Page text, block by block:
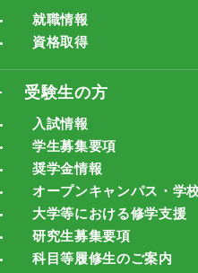
就職情報
資格取得
受験生の方
入試情報
学生募集要項
奨学金情報
オープンキャンパス・学
大学等における修学支援
研究生募集要項
科目等履修生のご案内